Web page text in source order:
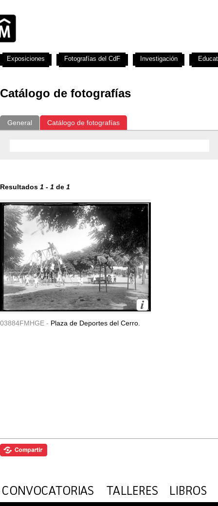
Catálogo de fotografías
General Catálogo de fotografías
Resultados 1 - 1 de 1
03884FMHGE - Plaza de Deportes del Cerro.
Exposiciones Fotografías del CdF Investigación